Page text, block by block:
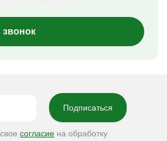
звонок
согласие на обработку